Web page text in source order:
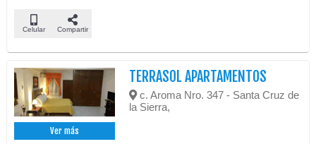
Celular Compartir
Ver más
TERRASOL APARTAMENTOS
c. Aroma Nro. 347 - Santa Cruz de
la Sierra,